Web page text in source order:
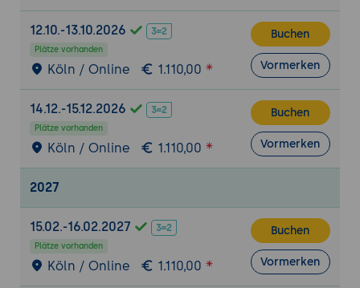
12.10.-13.10.2026
Plätze vorhanden
Köln / Online 1.110,00
Buchen
Vormerken
14.12.-15.12.2026
Plätze vorhanden
Köln / Online 1.110,00
Buchen
Vormerken
2027
15.02.-16.02.2027
Plätze vorhanden
Köln / Online 1.110,00
Buchen
Vormerken